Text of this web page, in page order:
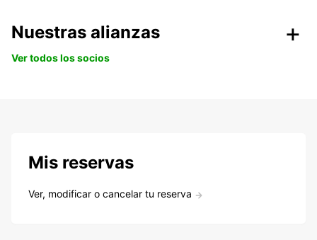
Nuestras alianzas
Ver todos los socios
Mis reservas
Ver, modificar o cancelar tu reserva